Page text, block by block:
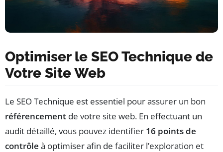
Optimiser le SEO Technique de
Votre Site Web
Le SEO Technique est essentiel pour assurer un bon
référencement de votre site web. En effectuant un
audit détaillé, vous pouvez identifier 16 points de
contrôle à optimiser afin de faciliter l’exploration et